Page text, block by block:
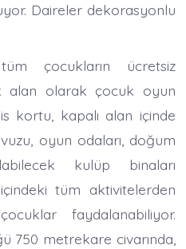
Daireler dekorasyonlu
çocukların ücretsiz
alan olarak çocuk oyun
kortu, kapalı alan içinde
oyun odaları, doğum
kulüp binaları
tüm aktivitelerden
faydalanabiliyor.
750 metrekare civarında,